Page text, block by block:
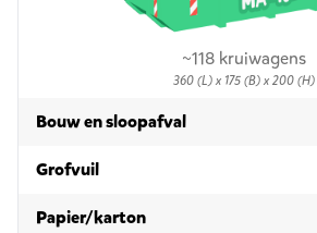
~118 kruiwagens
360 (L) x 175 (B) x 200 (H)
Bouw en sloopafvalin 10m³ (gesloten)
Grofvuilin 10m³ (gesloten)
Papier/kartonin 10m³ (gesloten)